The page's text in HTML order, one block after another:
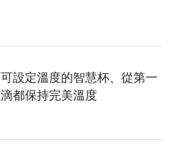
設定溫度的智慧杯、從第一
都保持完美溫度